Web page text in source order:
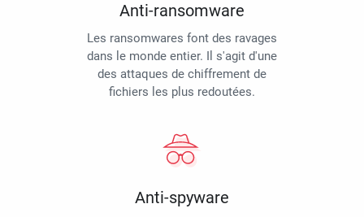
Anti-ransomware
Les ransomwares font des ravages
dans le monde entier. Il s'agit d'une
des attaques de chiffrement de
fichiers les plus redoutées.
Anti-spyware